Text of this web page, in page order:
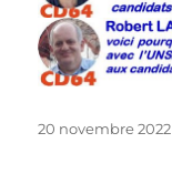
Publié
20 novembre 2022